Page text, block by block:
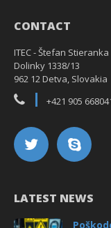
CONTACT
ITEC - Štefan Stieranka
Dolinky 1338/13
962 12 Detva, Slovakia
+421 905
LATEST NEWS